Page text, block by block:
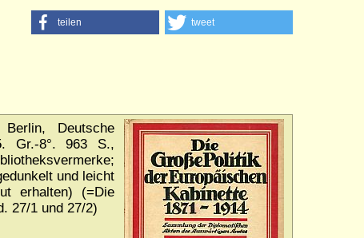
teilen tweet
Deutsche
Gr.-8°. 963 S.,
und leicht
erhalten) (=Die
27/1 und 27/2)